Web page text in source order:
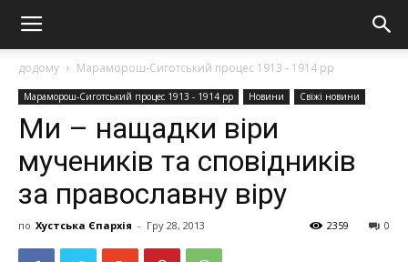
додому Мараморош-Сиготський процес 1913 - 1914 рр
Мараморош-Сиготський процес 1913 - 1914 рр Новини Свіжі новини
Ми – нащадки віри
мучеників та сповідників
за православну віру
по Хустська Єпархія - Гру 28, 2013 0
2359